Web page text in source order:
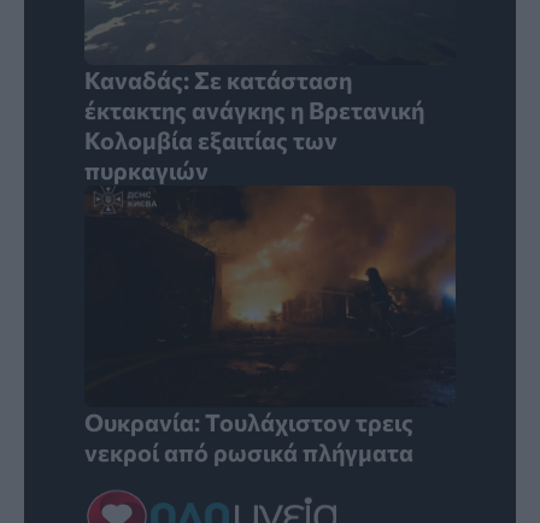
Καναδάς: Σε κατάσταση
έκτακτης ανάγκης η Βρετανική
Κολομβία εξαιτίας των
πυρκαγιών
Ουκρανία: Τουλάχιστον τρεις
νεκροί από ρωσικά πλήγματα